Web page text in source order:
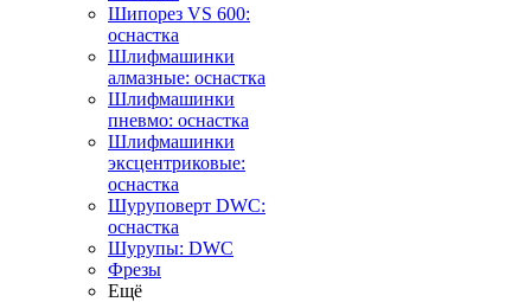
Шипорез VS 600:
оснастка
Шлифмашинки
алмазные: оснастка
Шлифмашинки
пневмо: оснастка
Шлифмашинки
эксцентриковые:
оснастка
Шуруповерт DWC:
оснастка
Шурупы: DWC
Фрезы
Ещё